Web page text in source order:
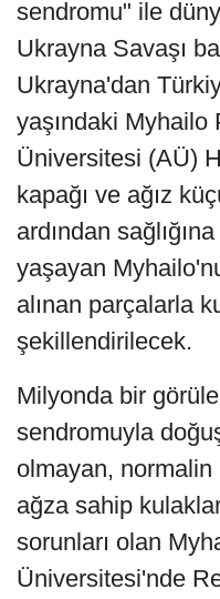
sendromu" ile
Ukrayna Savaşı
Ukrayna'dan
yaşındaki Myhailo
Üniversitesi (AÜ)
kapağı ve ağız
ardından
yaşayan
alınan parçalarla
şekillendirilecek.
Milyonda bir
sendromuyla
olmayan,
ağza sahip
sorunları olan
Üniversitesi'nde